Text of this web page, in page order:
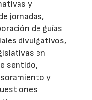
y
jornadas,
de guías
divulgativos,
en
sentido,
y